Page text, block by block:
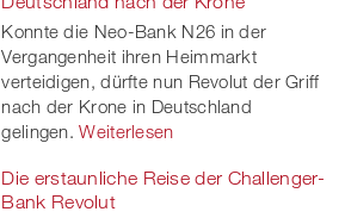
Konnte die Neo-Bank N26 in der
Vergangenheit ihren Heimmarkt
verteidigen, dürfte nun Revolut der Griff
nach der Krone in Deutschland
gelingen.Weiterlesen
Die erstaunliche Reise der Challenger-
Bank Revolut